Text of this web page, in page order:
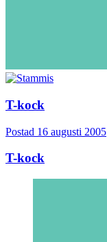
T-kock
Postad 16 augusti 2005
T-kock